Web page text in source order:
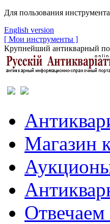
Для пользования
English version
[ Мои инструменты ]
Крупнейший антикварный
Магазин
Отвечаем